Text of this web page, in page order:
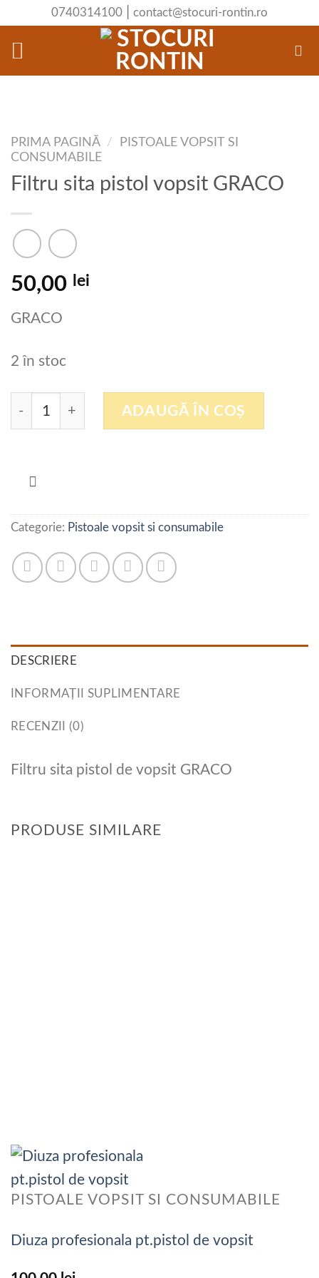
content
0740314100 contact@stocuri-rontin.ro
PRIMA PAGINĂ /
PISTOALE VOPSIT SI
CONSUMABILE
Filtru sita pistol vopsit GRACO
50,00 lei
GRACO
2 în stoc
Cantitate Filtru sita pistol vopsit GRACO
ADAUGĂ ÎN COȘ
Categorie: Pistoale vopsit si consumabile
DESCRIERE
INFORMAȚII SUPLIMENTARE
RECENZII (0)
Filtru sita pistol de vopsit GRACO
PRODUSE SIMILARE
PISTOALE VOPSIT SI CONSUMABILE
Diuza profesionala pt.pistol de vopsit